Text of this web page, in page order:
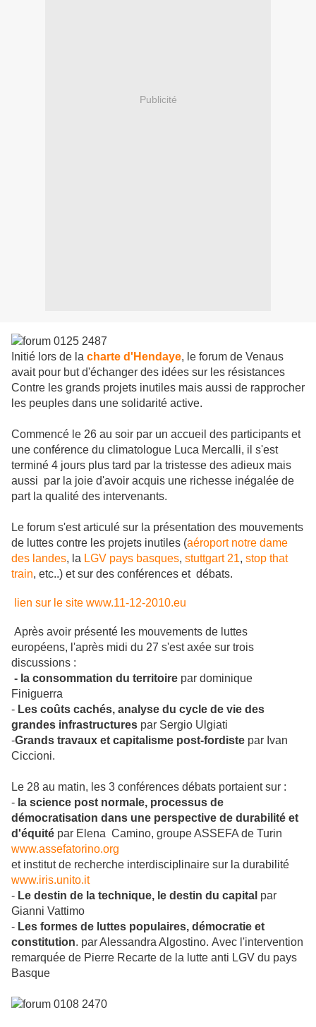
Publicité
Initié lors de la charte d'Hendaye, le forum de Venaus
avait pour but d'échanger des idées sur les résistances
Contre les grands projets inutiles mais aussi de rapprocher
les peuples dans une solidarité active.
Commencé le 26 au soir par un accueil des participants et
une conférence du climatologue Luca Mercalli, il s'est
terminé 4 jours plus tard par la tristesse des adieux mais
aussi par la joie d'avoir acquis une richesse inégalée de
part la qualité des intervenants.
Le forum s'est articulé sur la présentation des mouvements
de luttes contre les projets inutiles (aéroport notre dame
des landes, la LGV pays basques, stuttgart 21, stop that
train, etc..) et sur des conférences et débats.
lien sur le site www.11-12-2010.eu
Après avoir présenté les mouvements de luttes
européens, l'après midi du 27 s'est axée sur trois
discussions :
- la consommation du territoire par dominique
Finiguerra
- Les coûts cachés, analyse du cycle de vie des
grandes infrastructures par Sergio Ulgiati
-Grands travaux et capitalisme post-fordiste par Ivan
Ciccioni.
Le 28 au matin, les 3 conférences débats portaient sur :
- la science post normale, processus de
démocratisation dans une perspective de durabilité et
d'équité par Elena Camino, groupe ASSEFA de Turin
www.assefatorino.org
et institut de recherche interdisciplinaire sur la durabilité
www.iris.unito.it
- Le destin de la technique, le destin du capital par
Gianni Vattimo
- Les formes de luttes populaires, démocratie et
constitution. par Alessandra Algostino. Avec l'intervention
remarquée de Pierre Recarte de la lutte anti LGV du pays
Basque